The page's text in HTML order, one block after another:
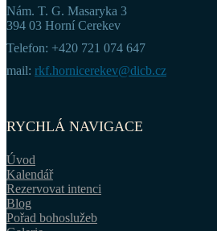
Nám. T. G. Masaryka 3
394 03 Horní Cerekev
Telefon: +420 721 074 647
mail: rkf.hornicerekev@dicb.cz
RYCHLÁ NAVIGACE
Úvod
Kalendář
Rezervovat intenci
Blog
Pořad bohoslužeb